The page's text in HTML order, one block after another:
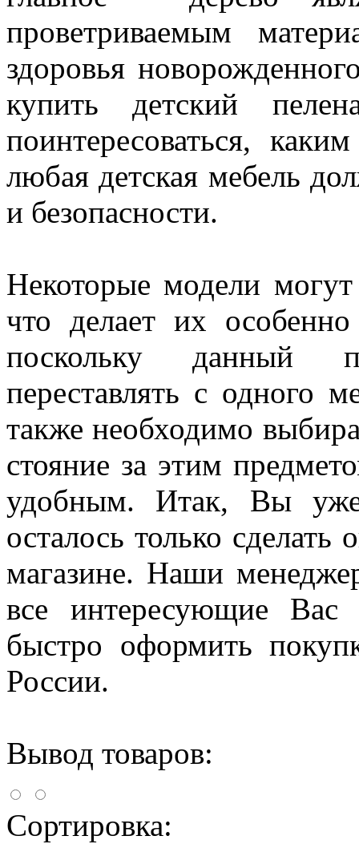
проветриваемым
здоровья
купить детский
поинтересоваться,
любая детская мебель
и безопасности.
Некоторые модели
что делает их
поскольку данный
переставлять с одного
также необходимо
стояние за этим
удобным. Итак, Вы
осталось только
магазине. Наши
все интересующие
быстро оформить
России.
Вывод товаров:
Сортировка: